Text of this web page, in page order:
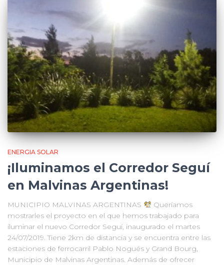
ENERGIA SOLAR
¡Iluminamos el Corredor Seguí
en Malvinas Argentinas!
MUNICIPIO MALVINAS ARGENTINAS
Queríamos
mostrarles el proyecto en el que hemos trabajado para
iluminar el nuevo Corredor Seguí, inaugurado el martes
24/07/2019. Tiene 2km de distancia y se encuentra entre las
estaciones de ferrocarril Pablo Nogués y Grand Bourg,
Municipio de Malvinas Argentinas. Además de ofrecer